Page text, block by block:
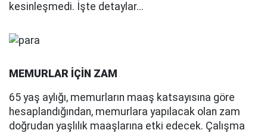
kesinleşmedi. İşte detaylar...
MEMURLAR İÇİN ZAM
65 yaş aylığı, memurların maaş katsayısına göre
hesaplandığından, memurlara yapılacak olan zam
doğrudan yaşlılık maaşlarına etki edecek. Çalışma